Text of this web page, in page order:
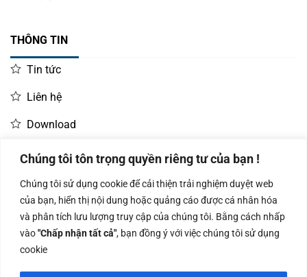
Chúng tôi tôn trọng quyền riêng tư của bạn !
Chúng tôi sử dụng cookie để cải thiện trải nghiệm duyệt web
của bạn, hiển thị nội dung hoặc quảng cáo được cá nhân hóa
và phân tích lưu lượng truy cập của chúng tôi. Bằng cách nhấp
vào"Chấp nhận tất cả", bạn đồng ý với việc chúng tôi sử dụng
cookie
THÔNG TIN
Tin tức
Liên hệ
Download
LIÊN HỆ MUA HÀNG
Kinh doanh:
0966.93.1717
KD Dự Án: 0987
835 345
Kế Toán:
0987.919.040